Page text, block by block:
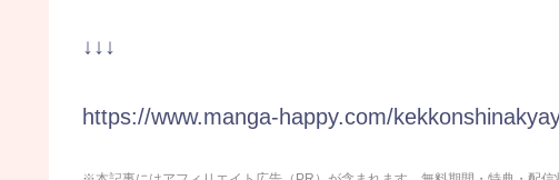
↓↓↓
https://www.manga-happy.com/